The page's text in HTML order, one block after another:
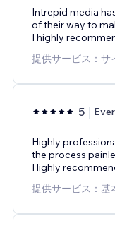
Intrepid media
of their way to
I highly
提供サービス：サ
5
Highly
the process
Highly
提供サービス：基